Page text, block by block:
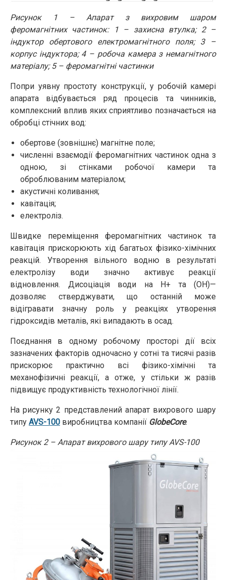
Рисунок 1 – Апарат з вихровим шаром
феромагнітних частинок: 1 – захисна втулка; 2 –
індуктор обертового електромагнітного поля; 3 –
корпус індуктора; 4 – робоча камера з немагнітного
матеріалу; 5 – феромагнітні частинки
Попри уявну простоту конструкції, у робочій камері
апарата відбувається ряд процесів та чинників,
комплексний вплив яких сприятливо позначається на
обробці стічних вод:
обертове (зовнішнє) магнітне поле;
численні взаємодії феромагнітних частинок одна з
одною, зі стінками робочої камери та
оброблюваним матеріалом;
акустичні коливання;
кавітація;
електроліз.
Швидке переміщення феромагнітних частинок та
кавітація прискорюють хід багатьох фізико-хімічних
реакцій. Утворення вільного водню в результаті
електролізу води значно активує реакції
відновлення. Дисоціація води на Н+ та (ОН)—
дозволяє стверджувати, що останній може
відігравати значну роль у реакціях утворення
гідроксидів металів, які випадають в осад.
Поєднання в одному робочому просторі дії всіх
зазначених факторів одночасно у сотні та тисячі разів
прискорює практично всі фізико-хімічні та
механофізичні реакції, а отже, у стільки ж разів
підвищує продуктивність технологічної лінії.
На рисунку 2 представлений апарат вихрового шару
типу AVS-100 виробництва компанії GlobeCore.
Рисунок 2 – Апарат вихрового шару типу AVS-100